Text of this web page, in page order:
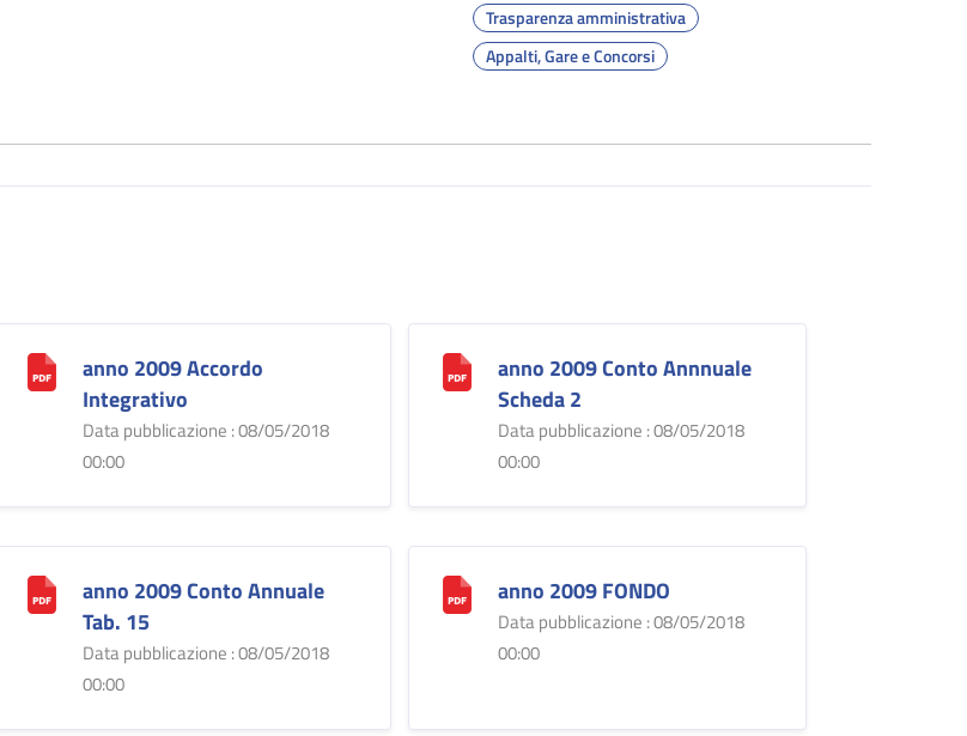
Trasparenza amministrativa
Appalti, Gare e Concorsi
anno 2009 Accordo
Integrativo
Data pubblicazione : 08/05/2018
00:00
anno 2009 Conto Annnuale
Scheda 2
Data pubblicazione : 08/05/2018
00:00
anno 2009 Conto Annuale
Tab. 15
Data pubblicazione : 08/05/2018
00:00
anno 2009 FONDO
Data pubblicazione : 08/05/2018
00:00